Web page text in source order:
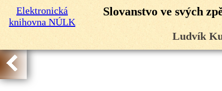
Elektronická
knihovna NÚLK
Slovanstvo ve svých
Ludvík